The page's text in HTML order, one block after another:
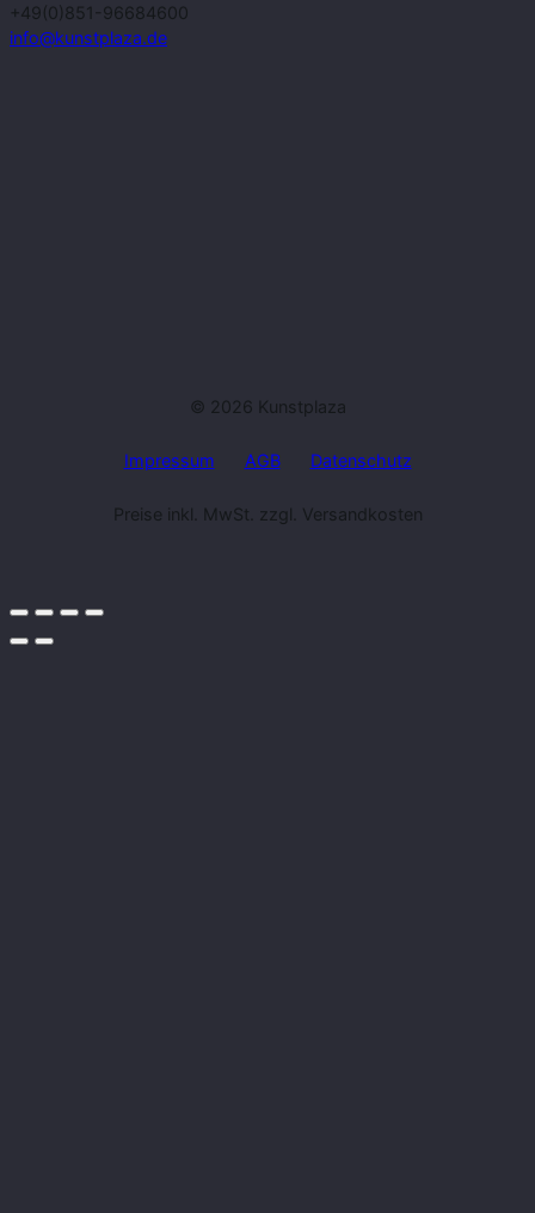
+49(0)851-96684600
info@kunstplaza.de
© 2026 Kunstplaza
Impressum AGB Datenschutz
Preise inkl. MwSt. zzgl. Versandkosten